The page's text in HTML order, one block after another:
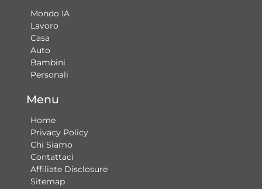
Mondo IA
Lavoro
Casa
Auto
Bambini
Personali
Menu
Home
Privacy Policy
Chi Siamo
Contattaci​
Affiliate Disclosure
Sitemap